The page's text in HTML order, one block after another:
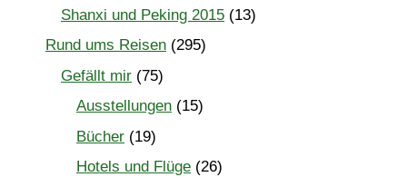
Shanxi und Peking 2015 (13)
Rund ums Reisen (295)
Gefällt mir (75)
Ausstellungen (15)
Bücher (19)
Hotels und Flüge (26)